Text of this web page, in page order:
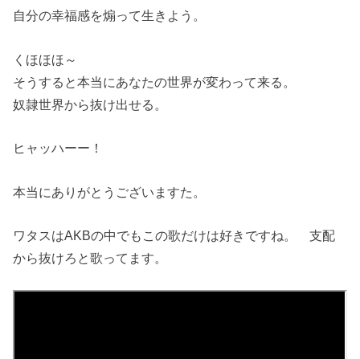
自分の幸福感を煽って生きよう。
くほほほ～
そうすると本当にあなたの世界が変わって来る。
奴隷世界から抜け出せる。
ヒャッハーー！
本当にありがとうございますた。
ワタスはAKBの中でもこの歌だけは好きですね。 支配
から抜けろと歌ってます。